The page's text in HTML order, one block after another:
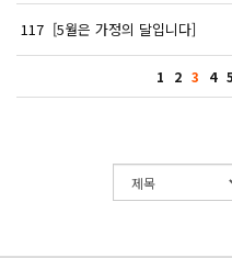
117 [5월은 가정의 달입니다]
1 2 3 4 5